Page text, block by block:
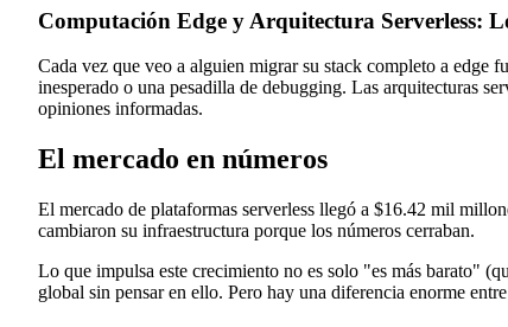
Computación Edge y Arquitectura Serverless:
Cada vez que veo a alguien migrar su stack completo a edge
inesperado o una pesadilla de debugging. Las arquitecturas
opiniones informadas.
El mercado en números
El mercado de plataformas serverless llegó a $16.42 mil
cambiaron su infraestructura porque los números cerraban.
Lo que impulsa este crecimiento no es solo "es más barato"
global sin pensar en ello. Pero hay una diferencia enorme